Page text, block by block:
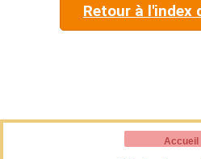
Retour à l'index
Accueil